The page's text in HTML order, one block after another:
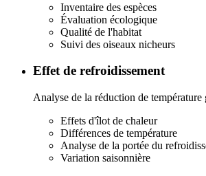
Inventaire des espèces
Évaluation écologique
Qualité de l'habitat
Suivi des oiseaux nicheurs
Effet de refroidissement
Analyse de la réduction de température
Effets d'îlot de chaleur
Différences de température
Analyse de la portée du
Variation saisonnière